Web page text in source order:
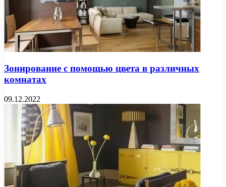
Зонирование с помощью цвета в различных
комнатах
09.12.2022